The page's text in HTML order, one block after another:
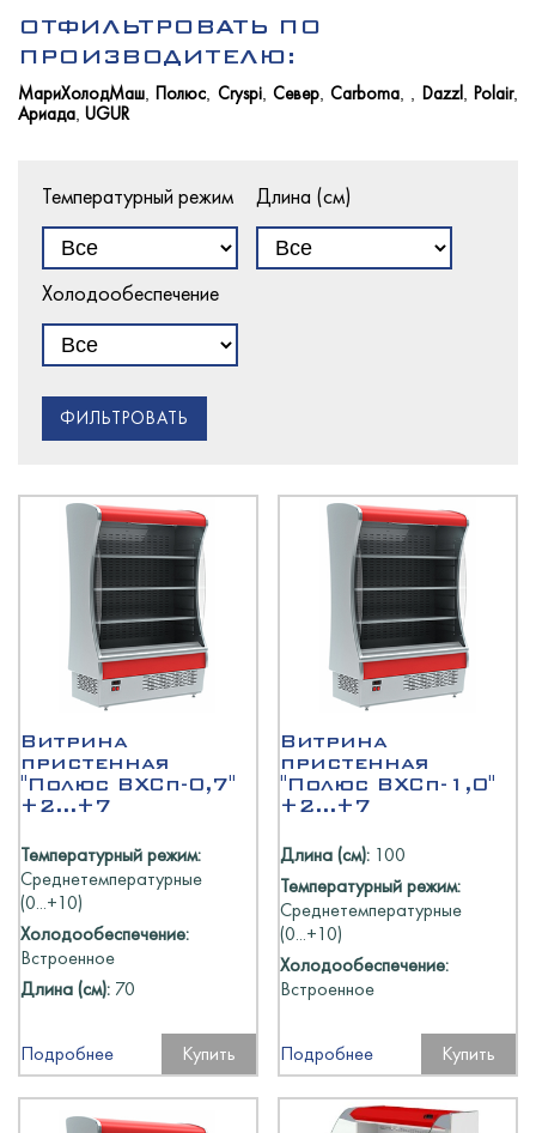
Новости
Контакты
ОТФИЛЬТРОВАТЬ ПО
ПРОИЗВОДИТЕЛЮ:
МариХолодМаш Полюс Cryspi, Север,Carboma Dazzl Polair,
Ариада UGUR
Температурный режим Длина (см)
Холодообеспечение
ФИЛЬТРОВАТЬ
Витрина
пристенная
"Полюс ВХСп-0,7"
+2...+7
Температурный режим:
Среднетемпературные
(0...+10)
Холодообеспечение:
Встроенное
Длина (см): 70
Подробнее Купить
Витрина
пристенная
"Полюс ВХСп-1,0"
+2...+7
Длина (см): 100
Температурный режим:
Среднетемпературные
(0...+10)
Холодообеспечение:
Встроенное
Подробнее Купить